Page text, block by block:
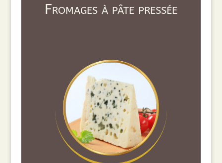
Fromages à pâte pressée